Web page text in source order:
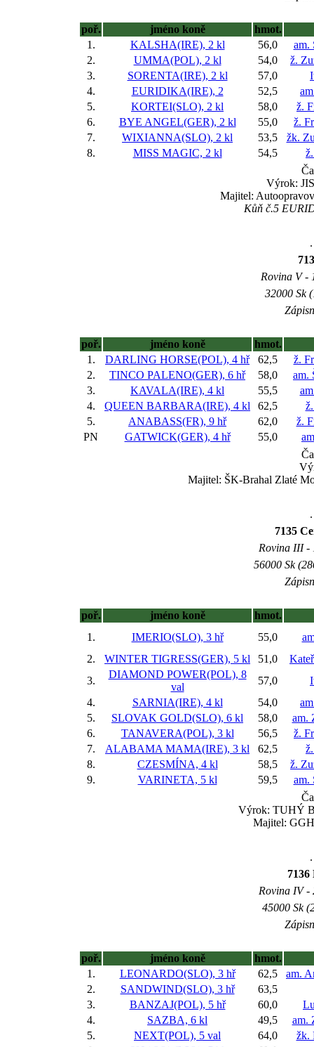
poř. jméno koně
hmot.
1.
KALSHA(IRE), 2 kl 56,0
am.
2.
UMMA(POL), 2 kl 54,0
ž.
3.
SORENTA(IRE), 2 kl 57,0
4.
EURIDIKA(IRE), 2 52,5
5.
KORTEI(SLO), 2 kl 58,0
ž.
6.
BYE ANGEL(GER), 2 kl 55,0
ž.
7.
WIXIANNA(SLO), 2 kl 53,5
žk.
8.
MISS MAGIC, 2 kl 54,5
Výrok:
Majitel:
Kůň č.5
Rovina V -
32000 Sk
poř. jméno koně
hmot.
1.
DARLING HORSE(POL), 4 hř 62,5
ž.
2.
TINCO PALENO(GER), 6 hř 58,0
am.
3.
KAVALA(IRE), 4 kl 55,5
4.
QUEEN BARBARA(IRE), 4 kl 62,5
5.
ANABASS(FR), 9 hř 62,0
ž.
PN
GATWICK(GER), 4 hř 55,0
Majitel: ŠK-Brahal Zlaté
7135
Rovina III -
56000 Sk
poř. jméno koně
hmot.
1.
IMERIO(SLO), 3 hř 55,0
2.
WINTER TIGRESS(GER), 5 kl 51,0
3.
DIAMOND POWER(POL), 8
val
57,0
4.
SARNIA(IRE), 4 kl 54,0
5.
SLOVAK GOLD(SLO), 6 kl 58,0
am.
6.
TANAVERA(POL), 3 kl 56,5
ž.
7.
ALABAMA MAMA(IRE), 3 kl 62,5
8.
CZESMÍNA, 4 kl 58,5
ž.
9.
VARINETA, 5 kl 59,5
am.
Výrok: TUHÝ
Majitel:
Rovina IV -
45000 Sk
poř. jméno koně
hmot.
1.
LEONARDO(SLO), 3 hř 62,5
am.
2.
SANDWIND(SLO), 3 hř
63,5
3.
BANZAJ(POL), 5 hř 60,0
4.
SAZBA, 6 kl 49,5
am.
5.
NEXT(POL), 5 val 64,0
žk.